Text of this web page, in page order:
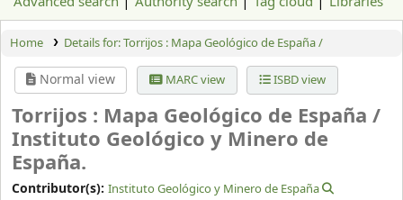
Home Details for:Torrijos : Mapa Geológico de España /
Normal view MARC view ISBD view
Torrijos : Mapa Geológico de España /
Instituto Geológico y Minero de
España.
Contributor(s): Instituto Geológico y Minero de España